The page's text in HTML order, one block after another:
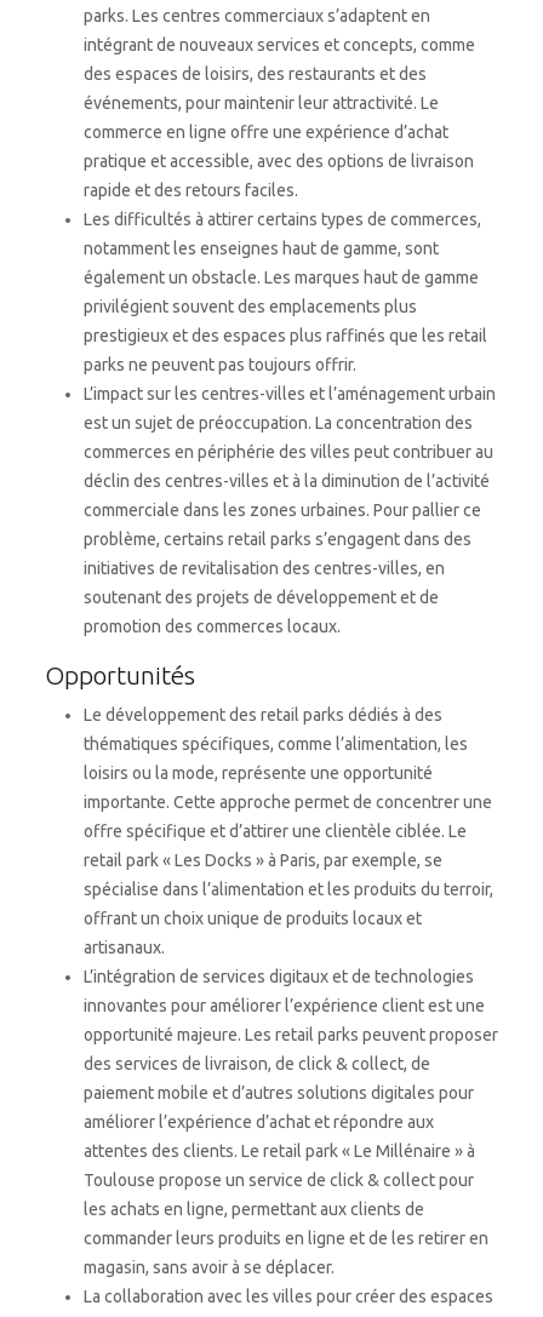
parks. Les centres commerciaux s’adaptent en
intégrant de nouveaux services et concepts, comme
des espaces de loisirs, des restaurants et des
événements, pour maintenir leur attractivité. Le
commerce en ligne offre une expérience d’achat
pratique et accessible, avec des options de livraison
rapide et des retours faciles.
Les difficultés à attirer certains types de commerces,
notamment les enseignes haut de gamme, sont
également un obstacle. Les marques haut de gamme
privilégient souvent des emplacements plus
prestigieux et des espaces plus raffinés que les retail
parks ne peuvent pas toujours offrir.
L’impact sur les centres-villes et l’aménagement urbain
est un sujet de préoccupation. La concentration des
commerces en périphérie des villes peut contribuer au
déclin des centres-villes et à la diminution de l’activité
commerciale dans les zones urbaines. Pour pallier ce
problème, certains retail parks s’engagent dans des
initiatives de revitalisation des centres-villes, en
soutenant des projets de développement et de
promotion des commerces locaux.
Opportunités
Le développement des retail parks dédiés à des
thématiques spécifiques, comme l’alimentation, les
loisirs ou la mode, représente une opportunité
importante. Cette approche permet de concentrer une
offre spécifique et d’attirer une clientèle ciblée. Le
retail park « Les Docks » à Paris, par exemple, se
spécialise dans l’alimentation et les produits du terroir,
offrant un choix unique de produits locaux et
artisanaux.
L’intégration de services digitaux et de technologies
innovantes pour améliorer l’expérience client est une
opportunité majeure. Les retail parks peuvent proposer
des services de livraison, de click & collect, de
paiement mobile et d’autres solutions digitales pour
améliorer l’expérience d’achat et répondre aux
attentes des clients. Le retail park « Le Millénaire » à
Toulouse propose un service de click & collect pour
les achats en ligne, permettant aux clients de
commander leurs produits en ligne et de les retirer en
magasin, sans avoir à se déplacer.
La collaboration avec les villes pour créer des espaces